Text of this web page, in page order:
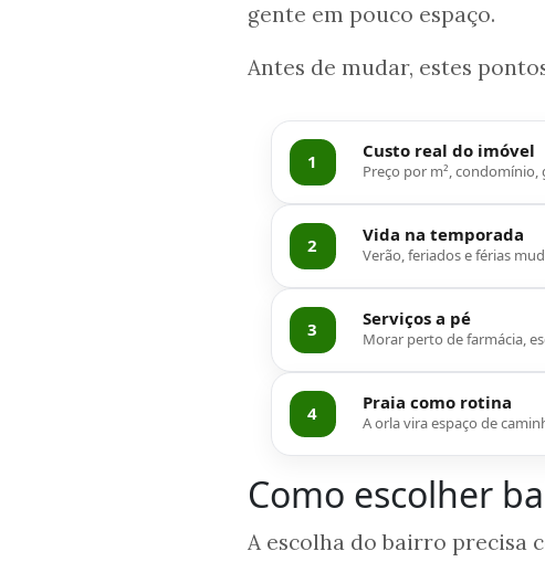
gente em pouco espaço.
Antes de mudar, estes
1
Custo real do imóvel
Preço por m²,
2
Vida na temporada
Verão, feriados e férias
3
Serviços a pé
Morar perto de farmácia,
4
Praia como rotina
A orla vira espaço de
Como escolher
A escolha do bairro precisa